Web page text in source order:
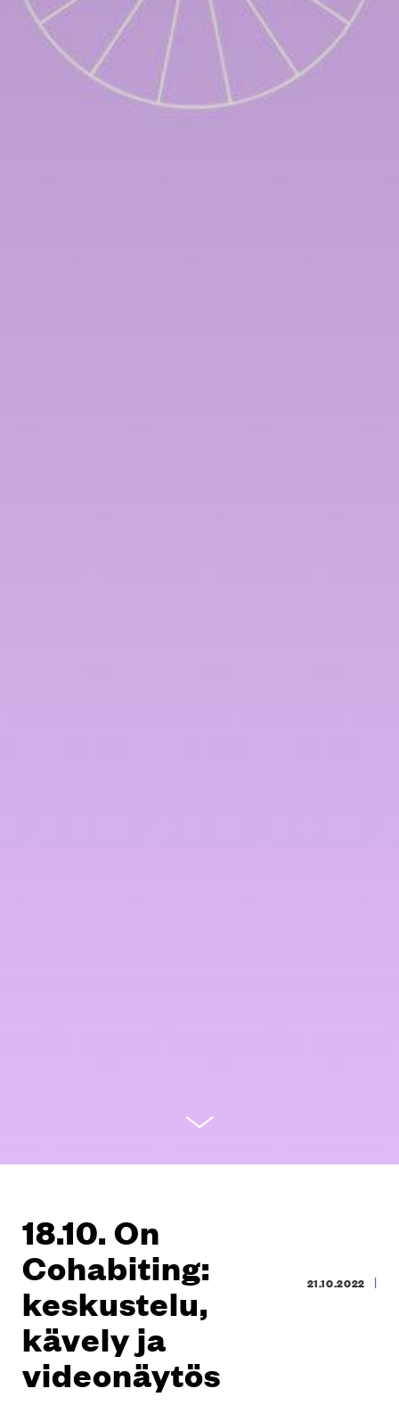
18.10. On
Cohabiting:
keskustelu,
kävely ja
videonäytös
21.10.2022 |